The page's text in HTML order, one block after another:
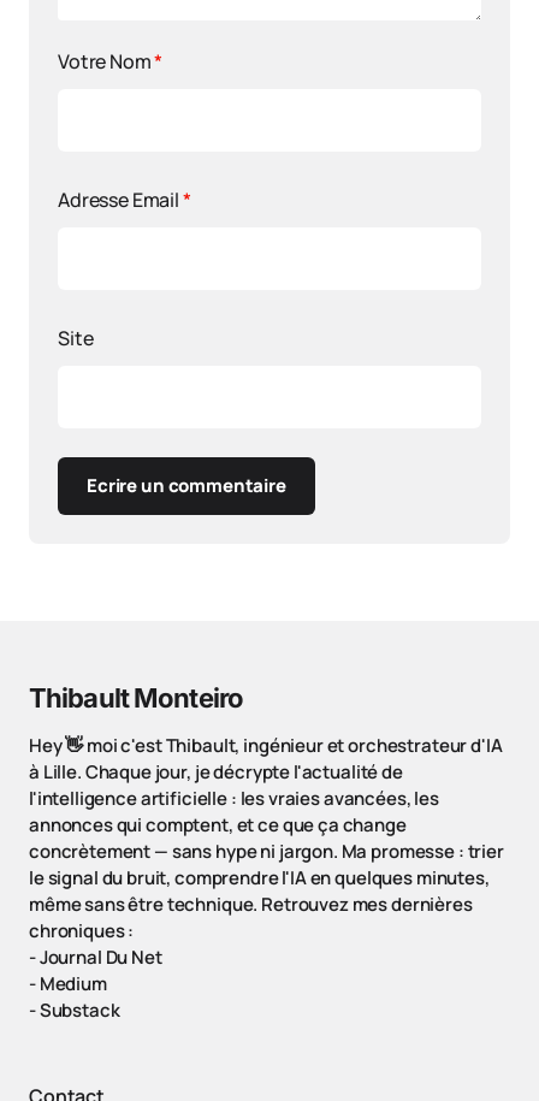
Votre Nom*
Adresse Email*
Site
Ecrire un commentaire
Thibault Monteiro
Hey 👋 moi c'est Thibault, ingénieur et orchestrateur d'IA
à Lille. Chaque jour, je décrypte l'actualité de
l'intelligence artificielle : les vraies avancées, les
annonces qui comptent, et ce que ça change
concrètement — sans hype ni jargon. Ma promesse : trier
le signal du bruit, comprendre l'IA en quelques minutes,
même sans être technique. Retrouvez mes dernières
chroniques :
-Journal Du Net
-Medium
-Substack